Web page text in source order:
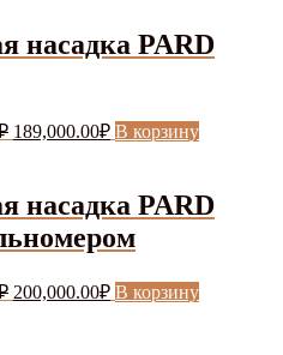
насадка PARD
Первоначальная
189,000.00₽Текущая
цена:
В корзину
насадка PARD
Первоначальная
200,000.00₽Текущая
цена:
В корзину